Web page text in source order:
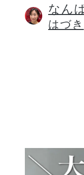
なん
はづき